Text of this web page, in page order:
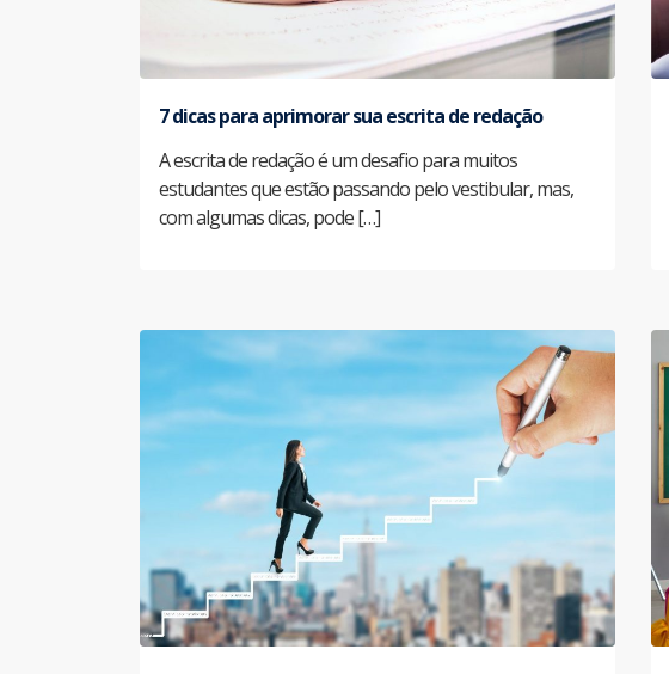
7 dicas para aprimorar sua escrita de redação
A escrita de redação é um desafio para muitos
estudantes que estão passando pelo vestibular, mas,
com algumas dicas, pode […]